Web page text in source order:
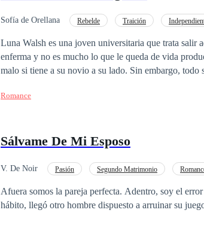
intensa historia
Sofía de Orellana Rebelde Traición
Luna Walsh es una joven universitaria que trata salir adelante prácticamente sola, puesto que su madre está
enferma y no es mucho lo que le queda de vida
malo si tiene a su novio a su lado. Sin embargo, todo
quien recurrir, se topa con el anuncio en un diario
porque las relaciones no son lo suyo. Arisco, frío,
a su heredero… hasta que una verdad sale a la luz y
Romance
Sálvame De Mi Esposo
V. De Noir Pasión Segundo Matrimonio
Afuera somos la pareja perfecta. Adentro, soy el
hábito, llegó otro hombre dispuesto a arruinar su